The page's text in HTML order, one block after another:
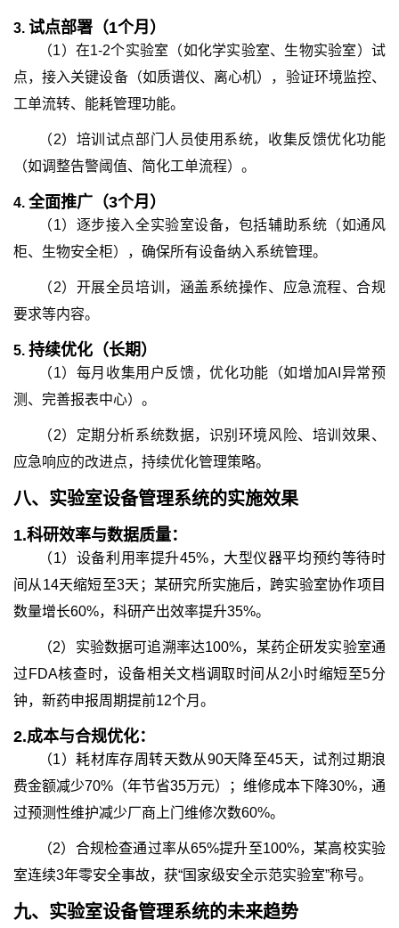
3. 试点部署（1个月）
（1）在1-2个实验室（如化学实验室、生物实验室）试
点，接入关键设备（如质谱仪、离心机），验证环境监控、
工单流转、能耗管理功能。
（2）培训试点部门人员使用系统，收集反馈优化功能
（如调整告警阈值、简化工单流程）。
4. 全面推广（3个月）
（1）逐步接入全实验室设备，包括辅助系统（如通风
柜、生物安全柜），确保所有设备纳入系统管理。
（2）开展全员培训，涵盖系统操作、应急流程、合规
要求等内容。
5. 持续优化（长期）
（1）每月收集用户反馈，优化功能（如增加AI异常预
测、完善报表中心）。
（2）定期分析系统数据，识别环境风险、培训效果、
应急响应的改进点，持续优化管理策略。
八、 实验室设备管理系统的实施效果
1.科研效率与数据质量：
（1）设备利用率提升45%，大型仪器平均预约等待时
间从14天缩短至3天；某研究所实施后，跨实验室协作项目
数量增长60%，科研产出效率提升35%。
（2）实验数据可追溯率达100%，某药企研发实验室通
过FDA核查时，设备相关文档调取时间从2小时缩短至5分
钟，新药申报周期提前12个月。
2.成本与合规优化：
（1）耗材库存周转天数从90天降至45天，试剂过期浪
费金额减少70%（年节省35万元）；维修成本下降30%，通
过预测性维护减少厂商上门维修次数60%。
（2）合规检查通过率从65%提升至100%，某高校实验
室连续3年零安全事故，获“国家级安全示范实验室”称号。
九、 实验室设备管理系统的未来趋势